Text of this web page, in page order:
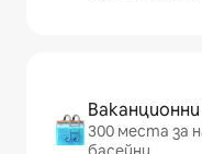
300 места за